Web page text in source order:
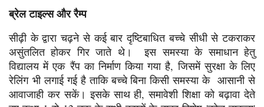
ब्रेल टाइल्स और रैम्प
सीढ़ी के द्वारा चढ़ने से कई बार दृष्टिबाधित बच्चे सीधी से टकराकर
असुंतलित होकर गिर जाते थे। इस समस्या के समाधान हेतु
विद्यालय में एक रैंप का निर्माण किया गया है, जिसमें सुरक्षा के लिए
रेलिंग भी लगाई गई है ताकि बच्चे बिना किसी समस्या के आसानी से
आवाजाही कर सकें। इसके साथ ही, समावेशी शिक्षा को बढ़ावा देते